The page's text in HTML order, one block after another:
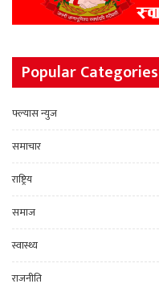
Popular Categories
फ्ल्यास न्युज
समाचार
राष्ट्रिय
समाज
स्वास्थ्य
राजनीति